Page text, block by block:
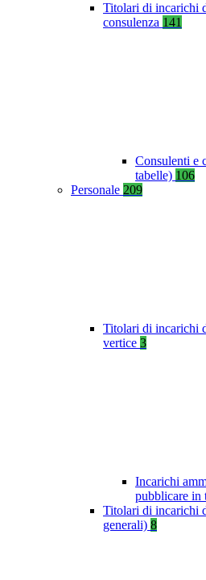
Titolari di incarichi
consulenza 141
Consulenti e
tabelle) 106
Personale 209
Titolari di incarichi
vertice 3
Incarichi
pubblicare in
Titolari di incarichi
generali) 8